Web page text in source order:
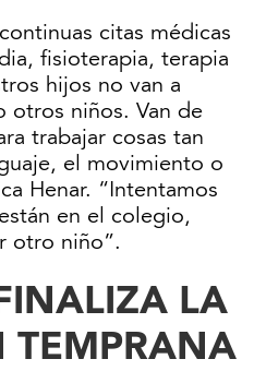
citas médicas
fisioterapia, terapia
hijos no van a
otros niños. Van de
trabajar cosas tan
el movimiento o
Henar. “Intentamos
en el colegio,
otro niño”.
LA
TEMPRANA